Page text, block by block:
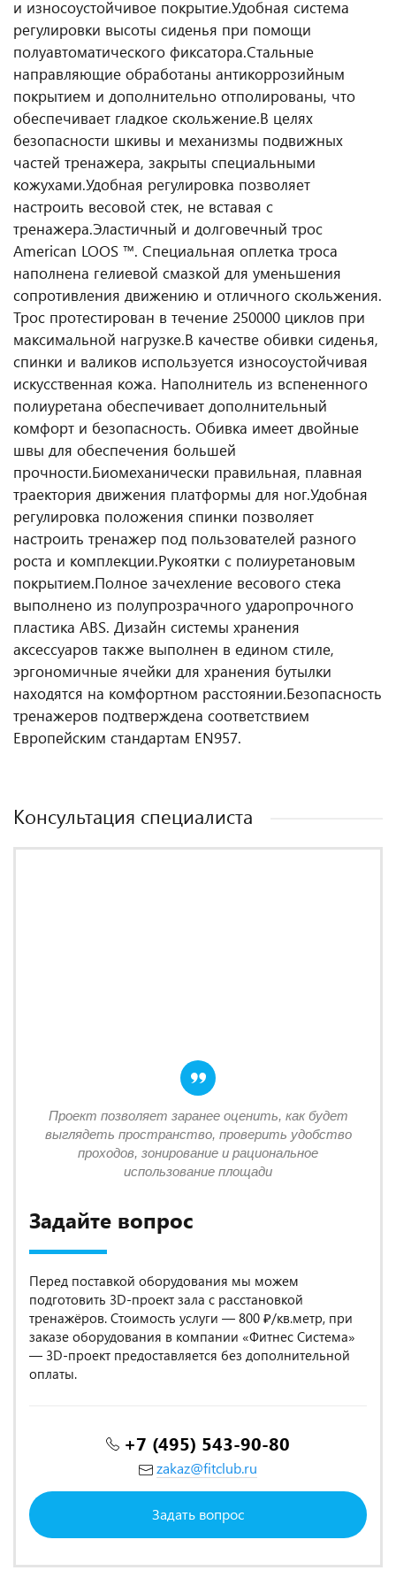
и износоустойчивое покрытие.Удобная система
регулировки высоты сиденья при помощи
полуавтоматического фиксатора.Стальные
направляющие обработаны антикоррозийным
покрытием и дополнительно отполированы, что
обеспечивает гладкое скольжение.В целях
безопасности шкивы и механизмы подвижных
частей тренажера, закрыты специальными
кожухами.Удобная регулировка позволяет
настроить весовой стек, не вставая с
тренажера.Эластичный и долговечный трос
American LOOS ™. Специальная оплетка троса
наполнена гелиевой смазкой для уменьшения
сопротивления движению и отличного скольжения.
Трос протестирован в течение 250000 циклов при
максимальной нагрузке.В качестве обивки сиденья,
спинки и валиков используется износоустойчивая
искусственная кожа. Наполнитель из вспененного
полиуретана обеспечивает дополнительный
комфорт и безопасность. Обивка имеет двойные
швы для обеспечения большей
прочности.Биомеханически правильная, плавная
траектория движения платформы для ног.Удобная
регулировка положения спинки позволяет
настроить тренажер под пользователей разного
роста и комплекции.Рукоятки с полиуретановым
покрытием.Полное зачехление весового стека
выполнено из полупрозрачного ударопрочного
пластика ABS. Дизайн системы хранения
аксессуаров также выполнен в едином стиле,
эргономичные ячейки для хранения бутылки
находятся на комфортном расстоянии.Безопасность
тренажеров подтверждена соответствием
Европейским стандартам EN957.
Консультация специалиста
Задайте вопрос
Перед поставкой оборудования мы можем
подготовить 3D-проект зала с расстановкой
тренажёров. Стоимость услуги — 800 ₽/кв.метр, при
заказе оборудования в компании «Фитнес Система»
— 3D-проект предоставляется без дополнительной
оплаты.
+7 (495) 543-90-80
zakaz@fitclub.ru
Задать вопрос
Проект позволяет заранее оценить, как будет
выглядеть пространство, проверить удобство
проходов, зонирование и рациональное
использование площади